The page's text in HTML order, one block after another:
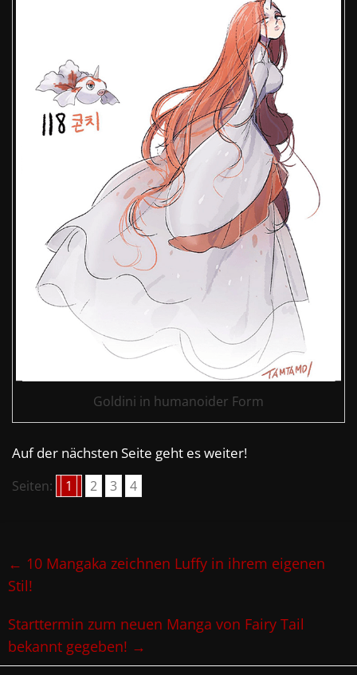
Goldini in humanoider Form
Auf der nächsten Seite geht es weiter!
Seiten: 1 2 3 4
← 10 Mangaka zeichnen Luffy in ihrem eigenen
Stil!
Starttermin zum neuen Manga von Fairy Tail
bekannt gegeben! →